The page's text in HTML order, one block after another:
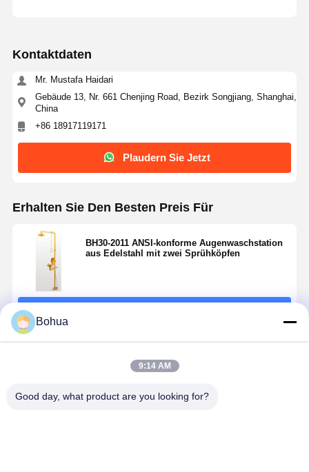
Kontaktdaten
Mr. Mustafa Haidari
Gebäude 13, Nr. 661 Chenjing Road, Bezirk Songjiang, Shanghai,
China
+86 18917119171
Plaudern Sie Jetzt
Erhalten Sie Den Besten Preis Für
BH30-2011 ANSI-konforme Augenwaschstation
aus Edelstahl mit zwei Sprühköpfen
Empfohlene Produkte
Bohua
9:14 AM
Good day, what product are you looking for?